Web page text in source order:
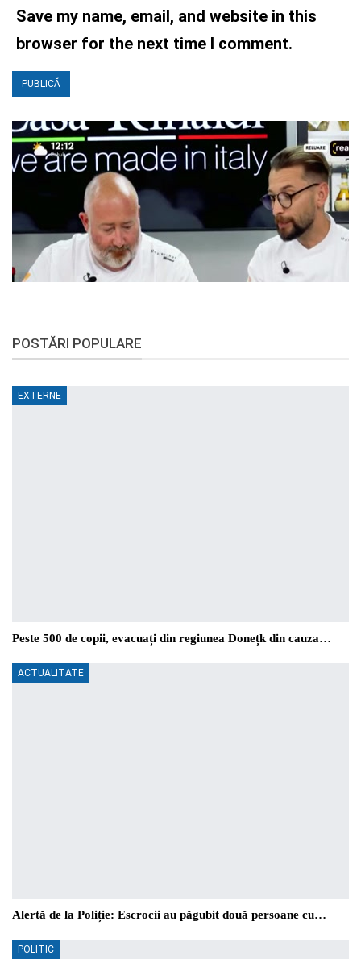
Save my name, email, and website in this
browser for the next time I comment.
POSTĂRI POPULARE
EXTERNE
Peste 500 de copii, evacuați din regiunea Donețk din cauza…
ACTUALITATE
Alertă de la Poliție: Escrocii au păgubit două persoane cu…
POLITIC